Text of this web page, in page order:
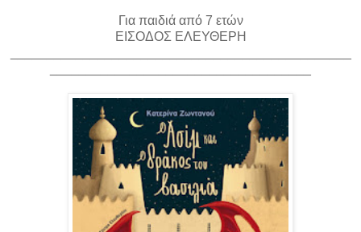
Για παιδιά από 7 ετών
ΕΙΣΟΔΟΣ ΕΛΕΥΘΕΡΗ